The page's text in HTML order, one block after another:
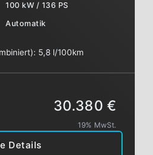
100 kW / 136 PS
Automatik
5,8 l/100km
Details
30.380 €
19% MwSt.